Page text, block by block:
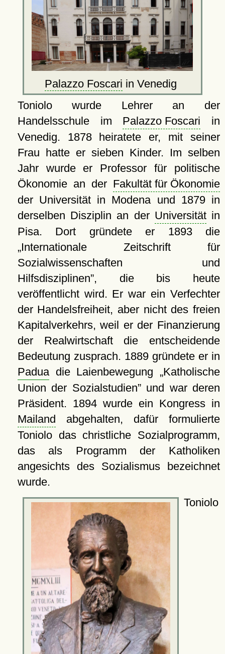
Palazzo Foscari in Venedig
Toniolo wurde Lehrer an der
Handelsschule im Palazzo Foscari in
Venedig. 1878 heiratete er, mit seiner
Frau hatte er sieben Kinder. Im selben
Jahr wurde er Professor für politische
Ökonomie an der Fakultät für Ökonomie
der Universität in Modena und 1879 in
derselben Disziplin an der Universitätin
Pisa. Dort gründete er 1893 die
Internationale Zeitschrift für
Sozialwissenschaften und
Hilfsdisziplinen , die bis heute
veröffentlicht wird. Er war ein Verfechter
der Handelsfreiheit, aber nicht des freien
Kapitalverkehrs, weil er der Finanzierung
der Realwirtschaft die entscheidende
Bedeutung zusprach. 1889 gründete er in
Paduadie Laienbewegung
Katholische
Union der Sozialstudien und war deren
Präsident. 1894 wurde ein Kongress in
Mailand abgehalten, dafür formulierte
Toniolo das christliche Sozialprogramm,
das als Programm der Katholiken
angesichts des Sozialismus bezeichnet
wurde.
Toniolo